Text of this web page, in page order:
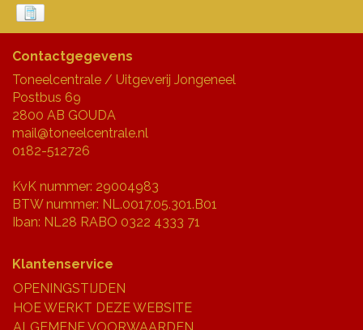
Contactgegevens
Toneelcentrale / Uitgeverij Jongeneel
Postbus 69
2800 AB GOUDA
mail@toneelcentrale.nl
0182-512726
KvK nummer: 29004983
BTW nummer: NL.0017.05.301.B01
Iban: NL28 RABO 0322 4333 71
Klantenservice
OPENINGSTIJDEN
HOE WERKT DEZE WEBSITE